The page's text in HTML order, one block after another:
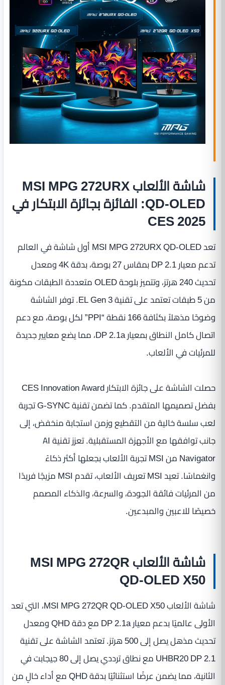
شاشة الألعاب MSI MPG 272URX
QD-OLED: الفائزة بجائزة الابتكار في
CES 2025
تعد MSI MPG 272URX QD-OLED أول شاشة في العالم
تدعم معيار DP 2.1 بمقاس 27 بوصة، بدقة 4K ومعدل
تحديث 240 هرتز، وتتميز بلوحة OLED متعددة الطبقات مكونة
من 5 طبقات تعتمد على تقنية EL Gen 3. توفر الشاشة
وضوحًا مذهلاً بكثافة 166 نقطة “PPI” لكل بوصة، مع دعم
اتصال كامل النطاق بمعيار DP 2.1a، مما يضع معايير جديدة
للمرئيات في الألعاب.
حصلت الشاشة على جائزة الابتكار CES Innovation Award
بفضل تصميمها المتقدم. كما تضمن تقنية G-SYNC تجربة
لعب سلسة خالية من التقطيع وزمن استجابة منخفض، إلى
جانب توافقها مع الأجهزة المستقبلية. تعزز تقنية AI
Navigator من MSI تجربة الألعاب بجعلها أكثر ذكاءً
وانغماسًا. تعيد MSI تعريف الألعاب، تقدم MSI مزيجًا فريدًا
من المرئيات فائقة الجودة، والسرعة، والذكاء المصمم
خصيصًا للاعبين والمبدعين.
شاشة الألعاب MSI MPG 272QR
QD-OLED X50
شاشة الألعاب MSI MPG 272QR QD-OLED X50، التي تعد
الأولى عالميًا بدعم معيار DP 2.1a مع دقة QHD ومعدل
تحديث مذهل يصل إلى 500 هرتز. تعتمد الشاشة على تقنية
UHBR20 DP 2.1 مع نطاق ترددي يصل إلى 80 جيجابت في
الثانية، مما يضمن عرضًا استثنائيًا بدقة QHD مع أداء خالٍ من